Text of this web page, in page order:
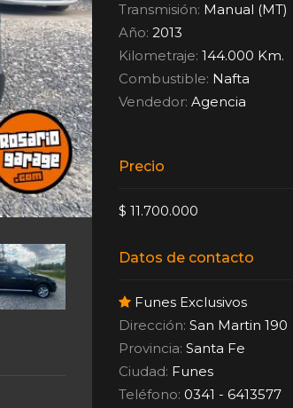
Transmisión: Manual (MT)
Año: 2013
Kilometraje: 144.000 Km.
Combustible: Nafta
Vendedor: Agencia
Precio
$ 11.700.000
Datos de contacto
Funes Exclusivos
Dirección: San Martin 190
Provincia:Santa Fe
Ciudad: Funes
Teléfono: 0341 - 6413577